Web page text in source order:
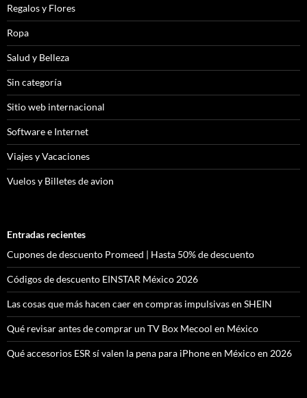
Regalos y Flores
Ropa
Salud y Belleza
Sin categoría
Sitio web internacional
Software e Internet
Viajes y Vacaciones
Vuelos y Billetes de avion
Entradas recientes
Cupones de descuento Promeed | Hasta 50% de descuento
Códigos de descuento EINSTAR México 2026
Las cosas que más hacen caer en compras impulsivas en SHEIN
Qué revisar antes de comprar un TV Box Mecool en México
Qué accesorios ESR sí valen la pena para iPhone en México en 2026